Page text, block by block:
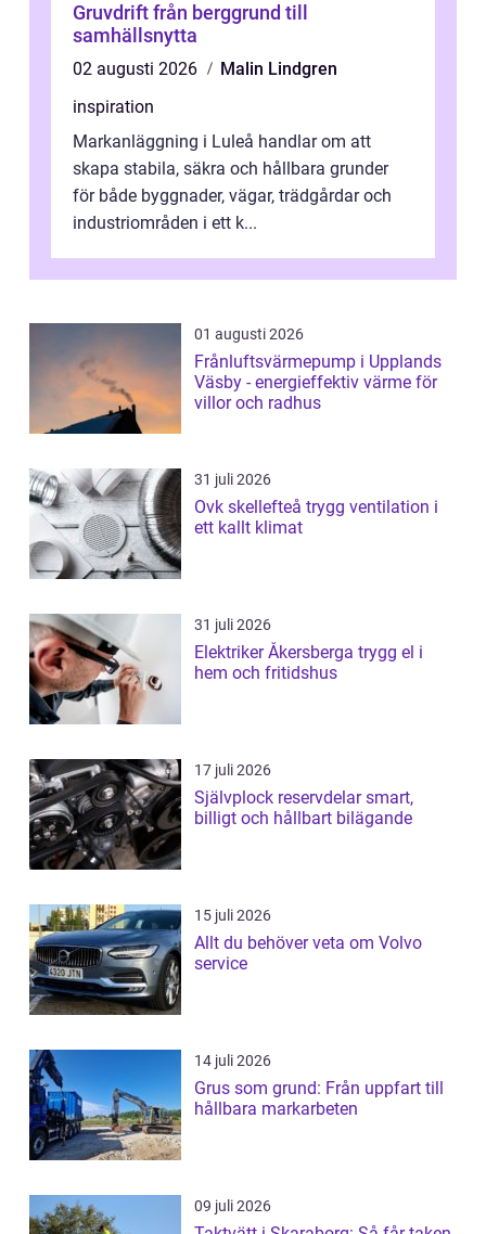
Gruvdrift från berggrund till
samhällsnytta
02 augusti 2026
Malin Lindgren
inspiration
Markanläggning i Luleå handlar om att
skapa stabila, säkra och hållbara grunder
för både byggnader, vägar, trädgårdar och
industriområden i ett k...
01 augusti 2026
Frånluftsvärmepump i Upplands
Väsby - energieffektiv värme för
villor och radhus
31 juli 2026
Ovk skellefteå trygg ventilation i
ett kallt klimat
31 juli 2026
Elektriker Åkersberga trygg el i
hem och fritidshus
17 juli 2026
Självplock reservdelar smart,
billigt och hållbart bilägande
15 juli 2026
Allt du behöver veta om Volvo
service
14 juli 2026
Grus som grund: Från uppfart till
hållbara markarbeten
09 juli 2026